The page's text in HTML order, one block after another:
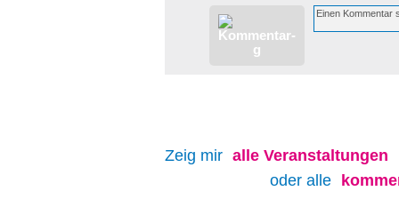
Zeig mir alle Veranstaltungen
oder alle